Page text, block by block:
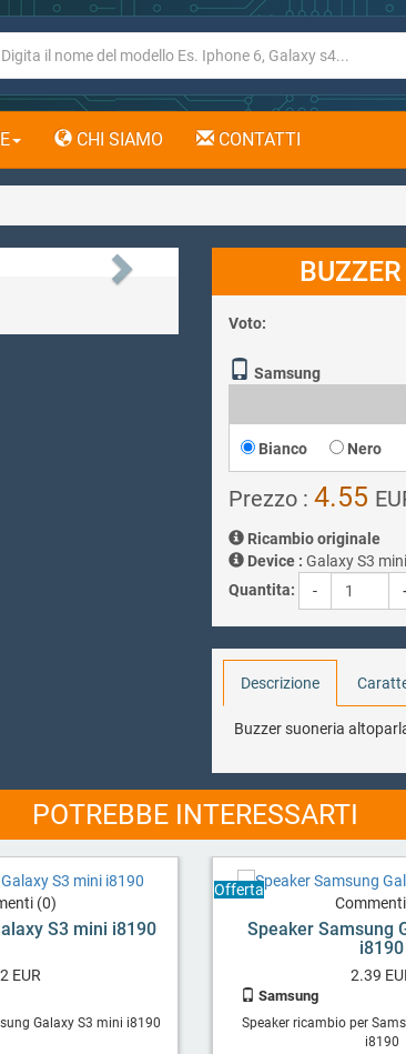
CHI SIAMO CONTATTI
Next
Voto:
Samsung
Bianco Nero
Prezzo : 4.55
Ricambio originale
Device : Galaxy S3
Quantita:
-
Descrizione
Buzzer suoneria
POTREBBE INTERESSARTI
(0)
S3 mini i8190
EUR
Galaxy S3 mini i8190
Offerta
Speaker Samsung
i8190
2.39
Samsung
Speaker ricambio per
i8190